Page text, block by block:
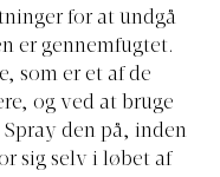
for at undgå
er gennemfugtet.
som er et af de
og ved at bruge
den på, inden
sig selv i løbet af